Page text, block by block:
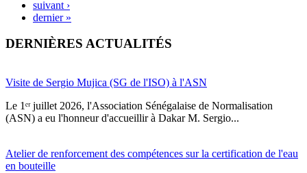
suivant ›
dernier »
DERNIÈRES ACTUALITÉS
Visite de Sergio Mujica (SG de l'ISO) à l'ASN
Le 1ᵉʳ juillet 2026, l'Association Sénégalaise de Normalisation
(ASN) a eu l'honneur d'accueillir à Dakar M. Sergio...
Atelier de renforcement des compétences sur la certification de l'eau
en bouteille